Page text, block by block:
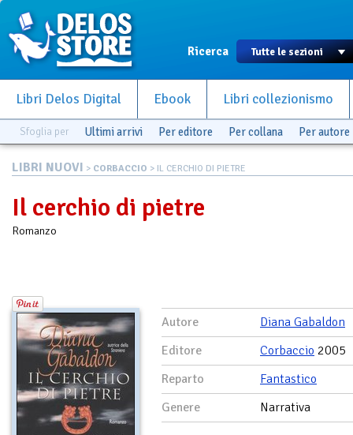
Ricerca
Libri Delos Digital Ebook Libri collezionismo
Sfoglia per Ultimi arrivi Per editore Per collana Per autore
LIBRI NUOVI > CORBACCIO > IL CERCHIO DI PIETRE
Il cerchio di pietre
Romanzo
Autore
Diana Gabaldon
Editore
Corbaccio 2005
Reparto
Fantastico
Genere
Narrativa